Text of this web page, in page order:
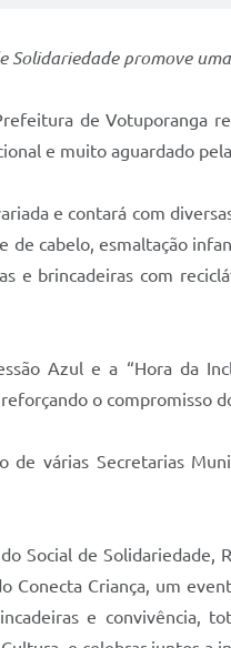
Solidariedade promove
de Votuporanga
e muito aguardado
e contará com
de cabelo, esmaltação
e brincadeiras com
Azul e a “Hora da
o compromisso
várias Secretarias
Social de Solidariedade,
Conecta Criança, um
e convivência,